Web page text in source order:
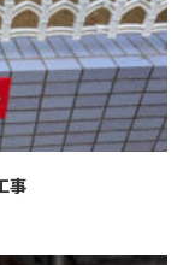
事